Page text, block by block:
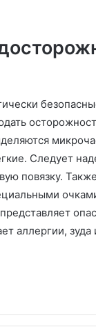
Следует
повязку.
аллергии, зуда